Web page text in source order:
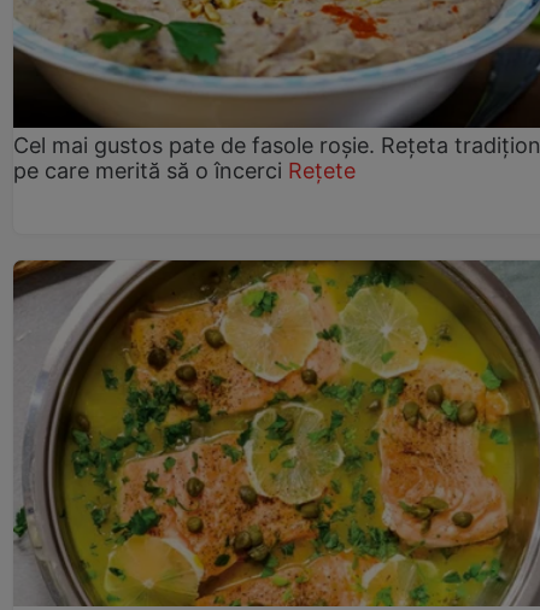
Cel mai gustos pate de fasole roșie. Rețeta
pe care merită să o încerci Rețete